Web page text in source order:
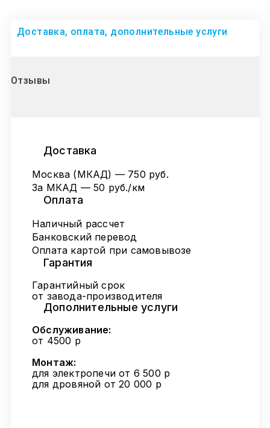
Доставка, оплата, дополнительные услуги
Отзывы
Доставка
Москва (МКАД) — 750 руб.
За МКАД — 50 руб./км
Оплата
Наличный рассчет
Банковский перевод
Оплата картой при самовывозе
Гарантия
Гарантийный срок
от завода-производителя
Дополнительные услуги
Обслуживание:
от 4500 р
Монтаж:
для электропечи от 6 500 р
для дровяной от 20 000 р